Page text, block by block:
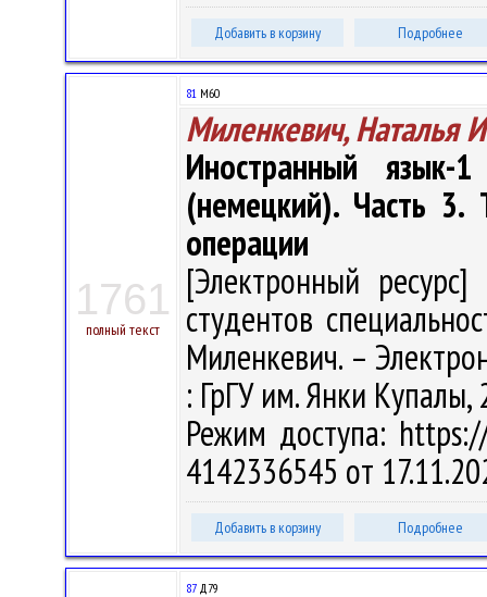
Добавить в корзину Подробнее
1761
полный текст
81 М60
Миленкевич, Наталья
Иностранный язык-
(немецкий). Часть
операции
[Электронный
студентов
Миленкевич. –
: ГрГУ им. Янки Купалы,
Режим доступа:
4142336545 от
Добавить в корзину Подробнее
87Д79